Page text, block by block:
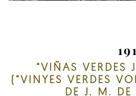
“VIÑAS VERDES
(“VINYES VERDES
DE J. M. DE